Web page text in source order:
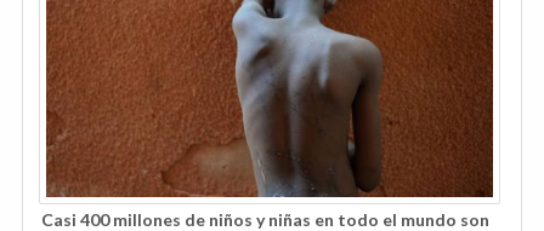
Casi 400 millones de niños y niñas en todo el mundo son